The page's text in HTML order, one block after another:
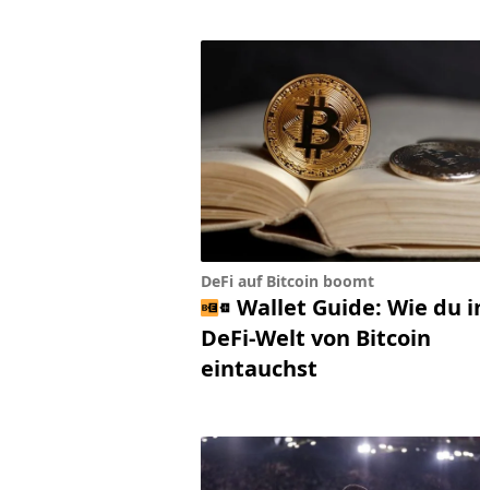
DeFi auf Bitcoin boomt
Wallet Guide: Wie du
DeFi-Welt von Bitcoin
eintauchst